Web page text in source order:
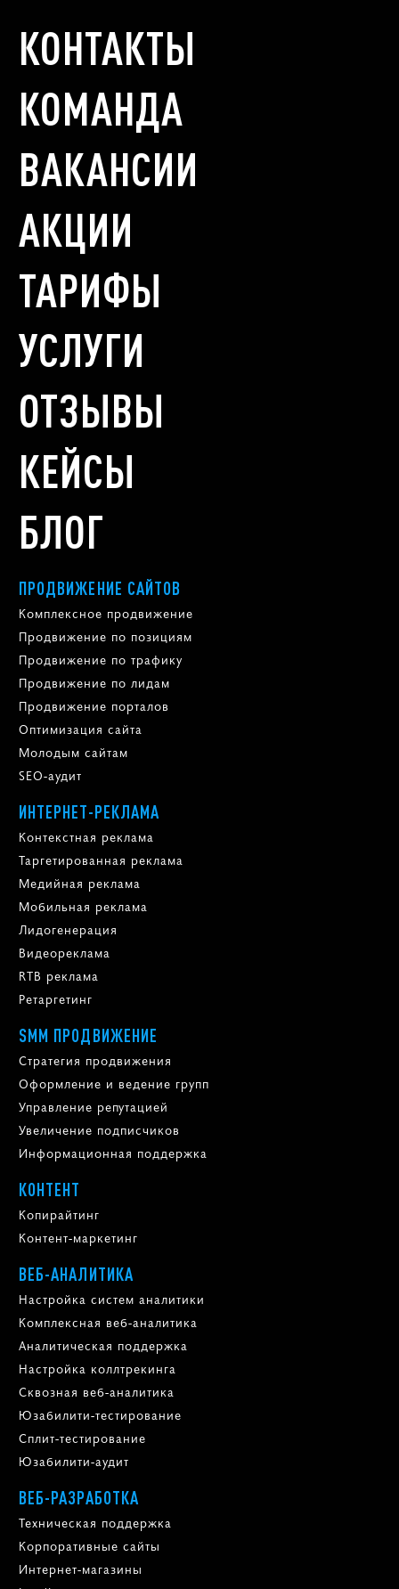
КОНТАКТЫ
КОМАНДА
ВАКАНСИИ
АКЦИИ
ТАРИФЫ
УСЛУГИ
ОТЗЫВЫ
КЕЙСЫ
БЛОГ
ПРОДВИЖЕНИЕ САЙТОВ
Комплексное продвижение
Продвижение по позициям
Продвижение по трафику
Продвижение по лидам
Продвижение порталов
Оптимизация сайта
Молодым сайтам
SEO-аудит
ИНТЕРНЕТ-РЕКЛАМА
Контекстная реклама
Таргетированная реклама
Медийная реклама
Мобильная реклама
Лидогенерация
Видеореклама
RTB реклама
Ретаргетинг
SMM ПРОДВИЖЕНИЕ
Стратегия продвижения
Оформление и ведение групп
Управление репутацией
Увеличение подписчиков
Информационная поддержка
КОНТЕНТ
Копирайтинг
Контент-маркетинг
ВЕБ-АНАЛИТИКА
Настройка систем аналитики
Комплексная веб-аналитика
Аналитическая поддержка
Настройка коллтрекинга
Сквозная веб-аналитика
Юзабилити-тестирование
Сплит-тестирование
Юзабилити-аудит
ВЕБ-РАЗРАБОТКА
Техническая поддержка
Корпоративные сайты
Интернет-магазины